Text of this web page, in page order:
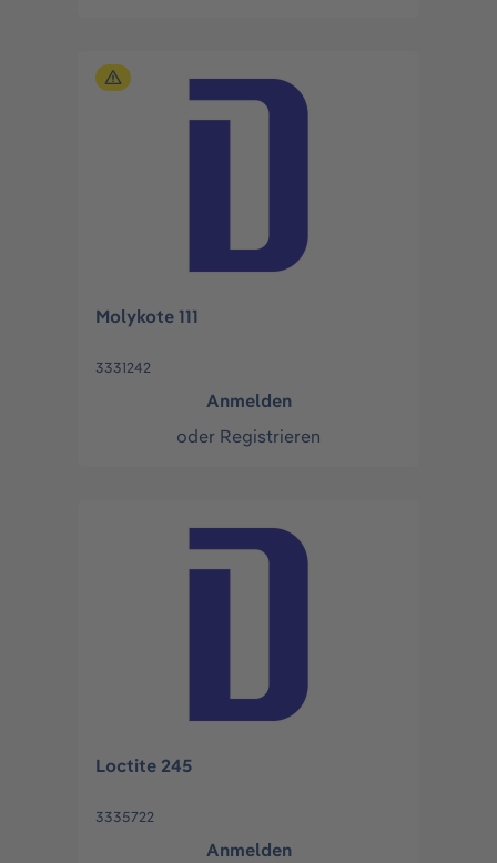
Molykote 111
3331242
Anmelden
oder Registrieren
Loctite 245
3335722
Anmelden